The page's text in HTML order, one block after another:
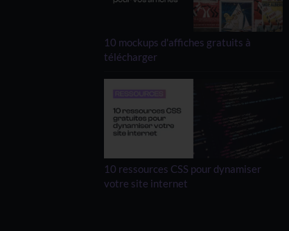
10 mockups d'affiches gratuits à
télécharger
10 ressources CSS pour dynamiser
votre site internet